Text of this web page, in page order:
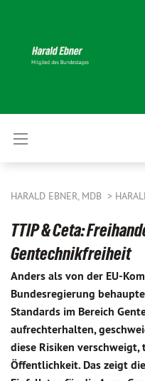
HARALD EBNER, MDB
TTIP & Ceta:
Gentechnikfreiheit
Anders als von der EU-
Bundesregierung
Standards im Bereich
aufrechterhalten,
diese Risiken
Öffentlichkeit. Das zeigt